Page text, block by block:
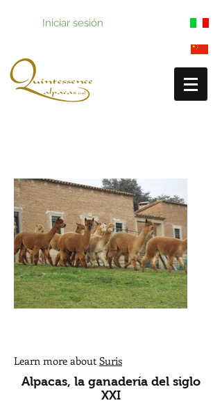
Iniciar sesión
Learn more about Suris
Alpacas, la ganadería del siglo
XXI